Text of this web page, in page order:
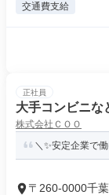
交通費支給
正社員
大手コンビニな
株式会社ＣＯＯ
＼✨安定企業で
〒260-0000千